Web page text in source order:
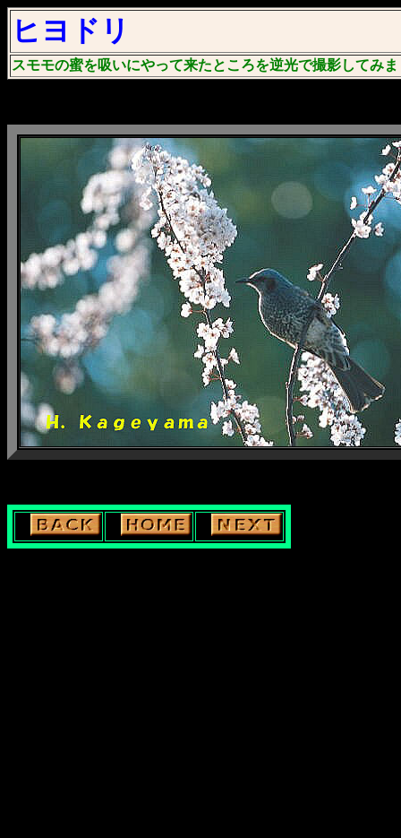
ヒヨドリ
スモモの蜜を吸いにやって来たところを逆光で撮影してみ